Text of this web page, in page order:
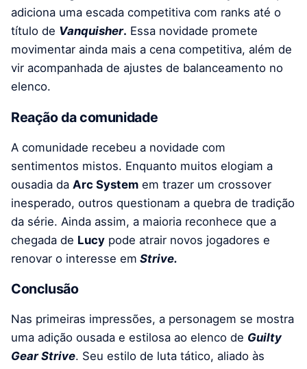
adiciona uma escada competitiva com ranks até o
título de Vanquisher. Essa novidade promete
movimentar ainda mais a cena competitiva, além de
vir acompanhada de ajustes de balanceamento no
elenco.
Reação da comunidade
A comunidade recebeu a novidade com
sentimentos mistos. Enquanto muitos elogiam a
ousadia da Arc System em trazer um crossover
inesperado, outros questionam a quebra de tradição
da série. Ainda assim, a maioria reconhece que a
chegada de Lucy pode atrair novos jogadores e
renovar o interesse em Strive.
Conclusão
Nas primeiras impressões, a personagem se mostra
uma adição ousada e estilosa ao elenco de Guilty
Gear Strive. Seu estilo de luta tático, aliado às